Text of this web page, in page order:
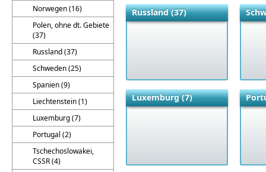
Norwegen (16)
Polen, ohne dt. Gebiete
(37)
Russland (37)
Schweden (25)
Spanien (9)
Liechtenstein (1)
Luxemburg (7)
Portugal (2)
Tschechoslowakei,
CSSR (4)
Russland (37)
Luxemburg (7)